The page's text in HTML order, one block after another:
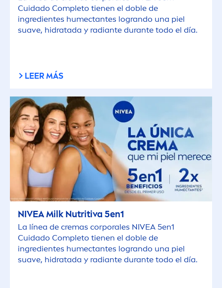
Cuidado Completo tienen el doble de
ingredientes humectantes logrando una piel
suave, hidratada y radiante durante todo el día.
LEER MÁS
NIVEAMilk Nutritiva 5en1
La línea de cremas corporales NIVEA 5en1
Cuidado Completo tienen el doble de
ingredientes humectantes logrando una piel
suave, hidratada y radiante durante todo el día.